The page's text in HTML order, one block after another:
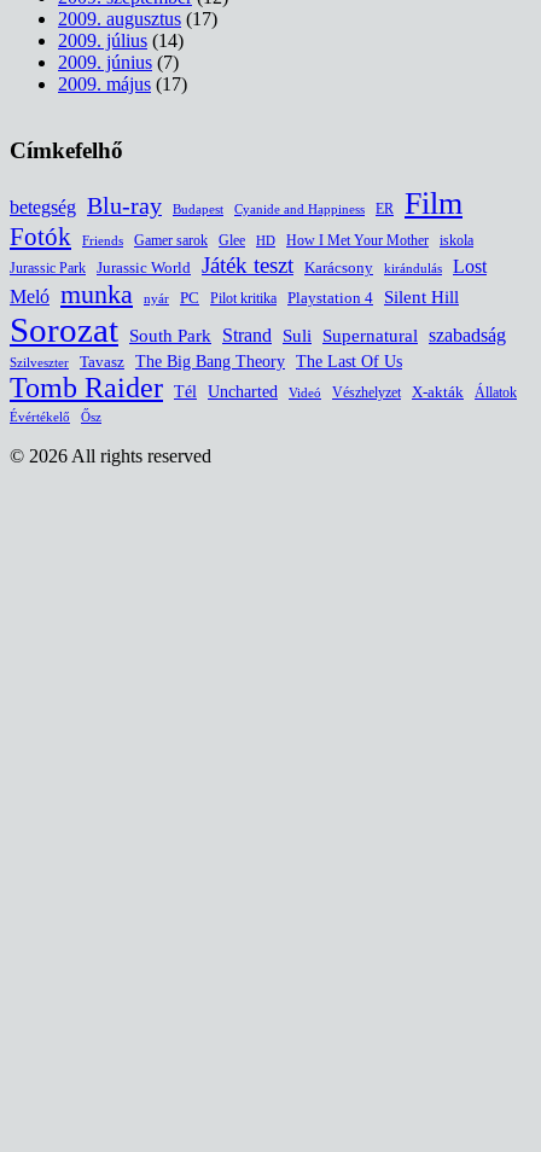
2009. augusztus (17)
2009. július (14)
2009. június (7)
2009. május (17)
Címkefelhő
betegség Blu-ray Budapest Cyanide and Happiness ER Film
Fotók Friends Gamer sarok Glee HD How I Met Your Mother
iskola
Jurassic Park
Jurassic World Játék teszt Karácsony kirándulás Lost
Meló munka nyár PC Pilot kritika Playstation 4 Silent Hill
Sorozat South Park Strand Suli Supernatural szabadság
Szilveszter Tavasz The Big Bang Theory The Last Of Us
Tomb Raider Tél Uncharted Videó Vészhelyzet X-akták Állatok
Évértékelő Ősz
© 2026 All rights reserved